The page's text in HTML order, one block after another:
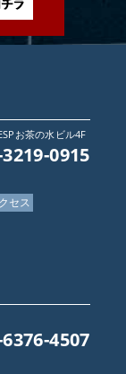
お茶の水ビル4F
0915
セス
4507